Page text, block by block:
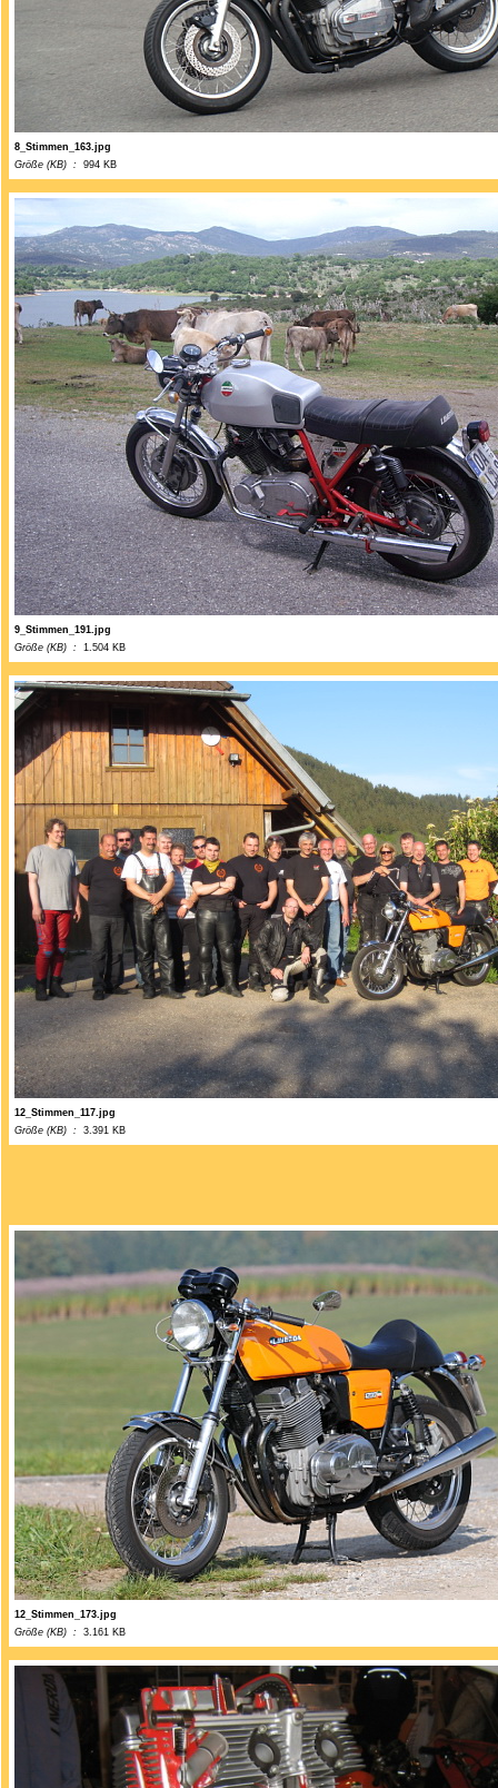
8_Stimmen_163.jpg
Größe (KB) : 994 KB
9_Stimmen_191.jpg
Größe (KB) : 1.504 KB
12_Stimmen_117.jpg
Größe (KB) : 3.391 KB
12_Stimmen_173.jpg
Größe (KB) : 3.161 KB